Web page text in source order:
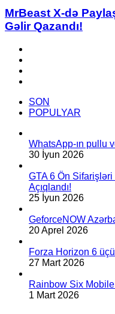
də
Paylaşdığı
Videodan
Gəlir
Qazandı!
MrBeast X-də
Gəlir Qazandı!
SON
POPULYAR
WhatsApp-ın pullu
30 İyun 2026
GTA 6 Ön
Açıqlandı!
25 İyun 2026
GeforceNOW
20 Aprel 2026
Forza Horizon 6
27 Mart 2026
Rainbow Six
1 Mart 2026